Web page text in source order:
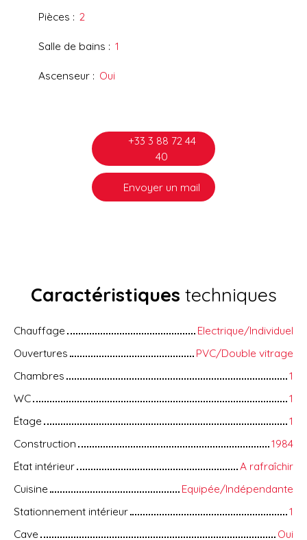
Pièces : 2
Salle de bains : 1
Ascenseur : Oui
+33 3 88 72 44
40
Envoyer un mail
Caractéristiques techniques
Chauffage
Electrique/Individuel
Ouvertures
PVC/Double vitrage
Chambres
1
WC
1
Étage
1
Construction
1984
État intérieur
A rafraîchir
Cuisine
Equipée/Indépendante
Stationnement intérieur
1
Cave
Oui